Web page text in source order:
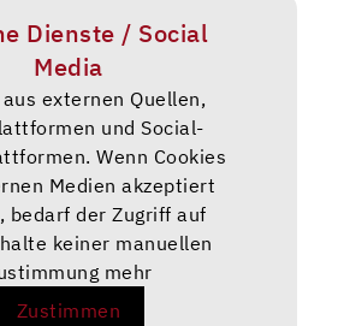
Dienste / Social
Media
externen Quellen,
und Social-
Wenn Cookies
Medien akzeptiert
bedarf der Zugriff auf
keiner manuellen
mehr
Zustimmen